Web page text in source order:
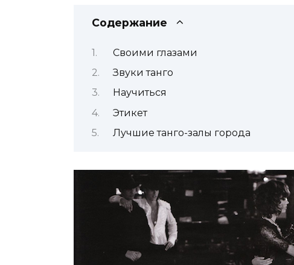
Содержание
Своими глазами
Звуки танго
Научиться
Этикет
Лучшие танго-залы города